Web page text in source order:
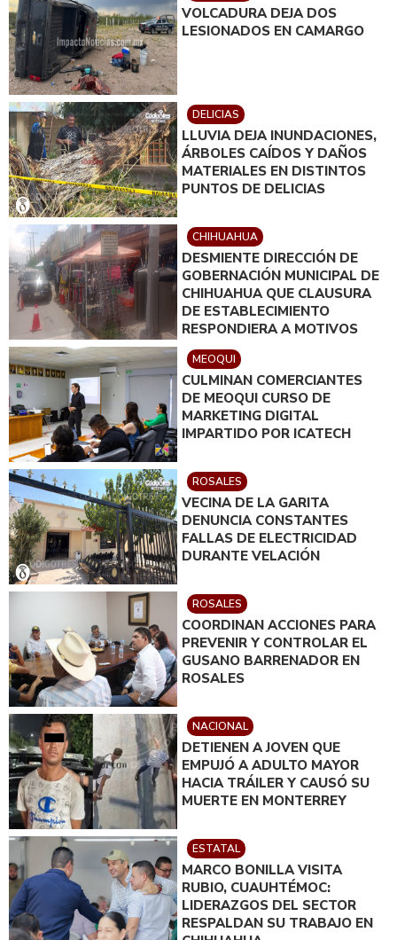
VOLCADURA DEJA DOS
LESIONADOS EN CAMARGO
DELICIAS
LLUVIA DEJA INUNDACIONES,
ÁRBOLES CAÍDOS Y DAÑOS
MATERIALES EN DISTINTOS
PUNTOS DE DELICIAS
CHIHUAHUA
DESMIENTE DIRECCIÓN DE
GOBERNACIÓN MUNICIPAL DE
CHIHUAHUA QUE CLAUSURA
DE ESTABLECIMIENTO
RESPONDIERA A MOTIVOS
POLÍTICOS
MEOQUI
CULMINAN COMERCIANTES
DE MEOQUI CURSO DE
MARKETING DIGITAL
IMPARTIDO POR ICATECH
ROSALES
VECINA DE LA GARITA
DENUNCIA CONSTANTES
FALLAS DE ELECTRICIDAD
DURANTE VELACIÓN
ROSALES
COORDINAN ACCIONES PARA
PREVENIR Y CONTROLAR EL
GUSANO BARRENADOR EN
ROSALES
NACIONAL
DETIENEN A JOVEN QUE
EMPUJÓ A ADULTO MAYOR
HACIA TRÁILER Y CAUSÓ SU
MUERTE EN MONTERREY
ESTATAL
MARCO BONILLA VISITA
RUBIO, CUAUHTÉMOC:
LIDERAZGOS DEL SECTOR
RESPALDAN SU TRABAJO EN